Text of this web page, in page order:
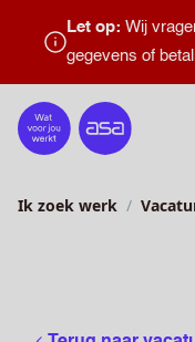
Let op: Wij
gegevens of
Home
Ik zoek werk